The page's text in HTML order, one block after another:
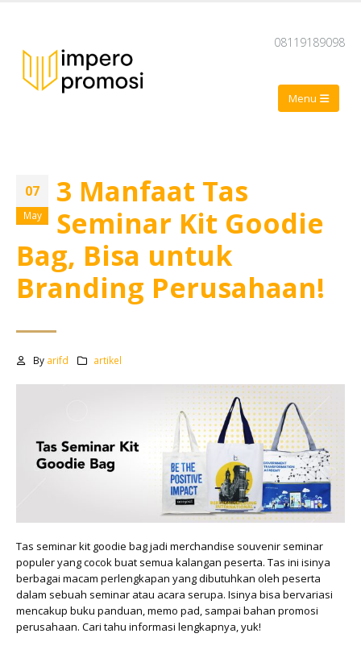
08119189098
07
May
3 Manfaat Tas
Seminar Kit Goodie
Bag, Bisa untuk
Branding Perusahaan!
By arifd artikel
Tas seminar kit goodie bag jadi merchandise souvenir seminar
populer yang cocok buat semua kalangan peserta. Tas ini isinya
berbagai macam perlengkapan yang dibutuhkan oleh peserta
dalam sebuah seminar atau acara serupa. Isinya bisa bervariasi
mencakup buku panduan, memo pad, sampai bahan promosi
perusahaan. Cari tahu informasi lengkapnya, yuk!